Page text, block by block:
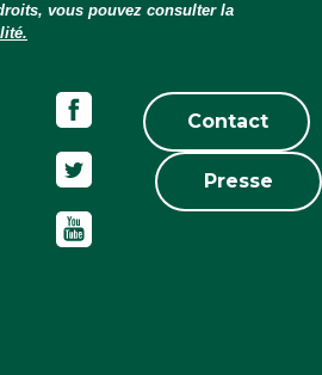
vous pouvez consulter la
Contact
Presse